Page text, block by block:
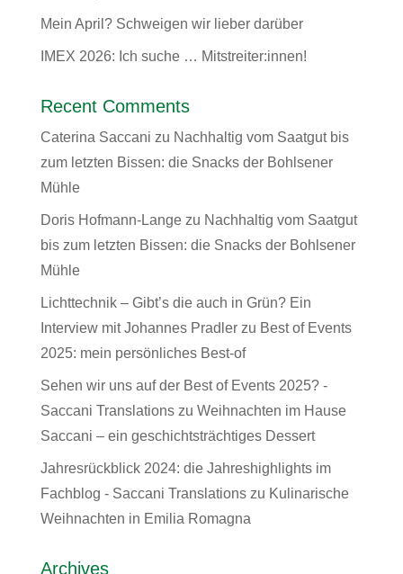
Mein April? Schweigen wir lieber darüber
IMEX 2026: Ich suche … Mitstreiter:innen!
Recent Comments
Caterina Saccani zu Nachhaltig vom Saatgut bis
zum letzten Bissen: die Snacks der Bohlsener
Mühle
Doris Hofmann-Langezu Nachhaltig vom Saatgut
bis zum letzten Bissen: die Snacks der Bohlsener
Mühle
Lichttechnik – Gibt’s die auch in Grün? Ein
Interview mit Johannes Pradlerzu Best of Events
2025: mein persönliches Best-of
Sehen wir uns auf der Best of Events 2025? -
Saccani Translationszu Weihnachten im Hause
Saccani – ein geschichtsträchtiges Dessert
Jahresrückblick 2024: die Jahreshighlights im
Fachblog - Saccani Translationszu Kulinarische
Weihnachten in Emilia Romagna
Archives